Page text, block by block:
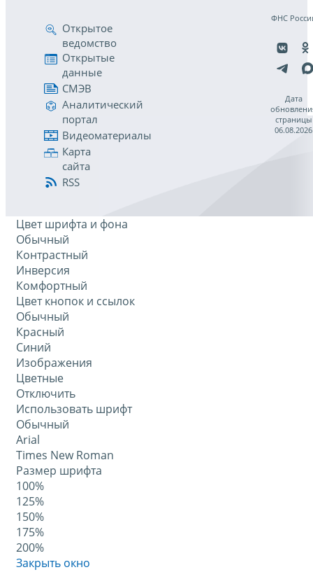
Открытое
ведомство
Открытые
данные
СМЭВ
Аналитический
портал
Видеоматериалы
Карта
сайта
RSS
ФНС
Дата
страницы
06.08.2026
Цвет шрифта и фона
Обычный
Контрастный
Инверсия
Комфортный
Цвет кнопок и ссылок
Обычный
Красный
Синий
Изображения
Цветные
Отключить
Использовать шрифт
Обычный
Arial
Times New Roman
Размер шрифта
100%
125%
150%
175%
200%
Закрыть окно